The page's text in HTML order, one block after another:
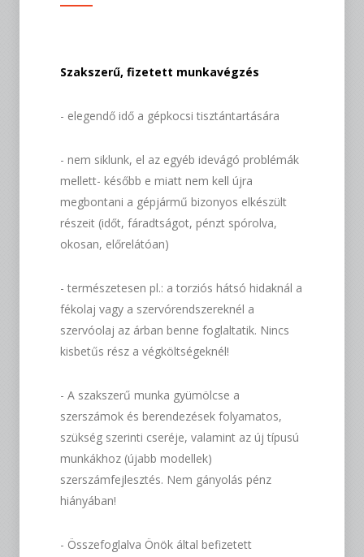
Szakszerű, fizetett munkavégzés
- elegendő idő a gépkocsi tisztántartására
- nem siklunk, el az egyéb idevágó problémák
mellett- később e miatt nem kell újra
megbontani a gépjármű bizonyos elkészült
részeit (időt, fáradtságot, pénzt spórolva,
okosan, előrelátóan)
- természetesen pl.: a torziós hátsó hidaknál a
fékolaj vagy a szervórendszereknél a
szervóolaj az árban benne foglaltatik. Nincs
kisbetűs rész a végköltségeknél!
- A szakszerű munka gyümölcse a
szerszámok és berendezések folyamatos,
szükség szerinti cseréje, valamint az új típusú
munkákhoz (újabb modellek)
szerszámfejlesztés. Nem gányolás pénz
hiányában!
- Összefoglalva Önök által befizetett